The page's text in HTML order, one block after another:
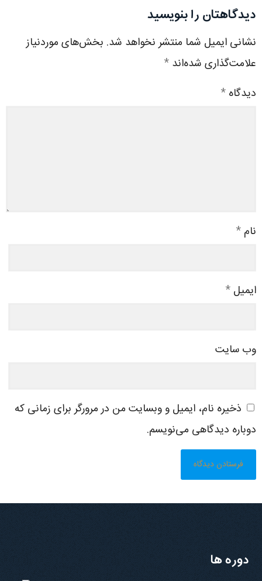
دیدگاهتان را بنویسید
نشانی ایمیل شما منتشر نخواهد شد. بخش‌های موردنیاز
علامت‌گذاری شده‌اند *
دیدگاه *
نام *
ایمیل *
وب‌ سایت
ذخیره نام، ایمیل و وبسایت من در مرورگر برای زمانی که
دوباره دیدگاهی می‌نویسم.
دوره ها